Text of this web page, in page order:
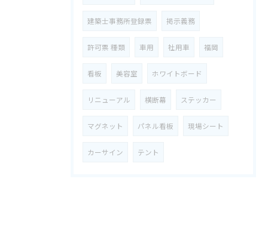
建築士事務所登録票 掲示義務
許可票 種類 車用 社用車 福岡
看板 美容室 ホワイトボード
リニューアル 横断幕 ステッカー
マグネット パネル看板 現場シート
カーサイン テント